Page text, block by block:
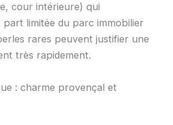
cour intérieure) qui
limitée du parc immobilier
rares peuvent justifier une
très rapidement.
: charme provençal et